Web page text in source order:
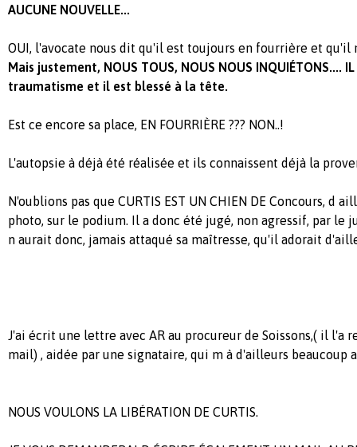
AUCUNE NOUVELLE...
OUI, l'avocate nous dit qu'il est toujours en fourrière et qu'il
Mais justement, NOUS TOUS, NOUS NOUS INQUIÉTONS....
traumatisme et il est blessé à la tête.
Est ce encore sa place, EN FOURRIÈRE ??? NON..!
L'autopsie à déjà été réalisée et ils connaissent déjà la
N'oublions pas que CURTIS EST UN CHIEN DE Concours, d
photo, sur le podium. Il a donc été jugé, non agressif, par le
n aurait donc, jamais attaqué sa maîtresse, qu'il adorait
J'ai écrit une lettre avec AR au procureur de Soissons,( il l'a
mail) , aidée par une signataire, qui m à d'ailleurs beaucoup
NOUS VOULONS LA LIBÉRATION DE CURTIS.